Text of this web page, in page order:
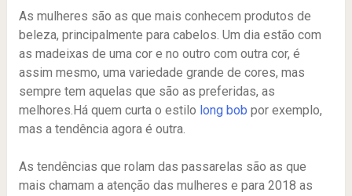
As mulheres são as que mais conhecem produtos de
beleza, principalmente para cabelos. Um dia estão com
as madeixas de uma cor e no outro com outra cor, é
assim mesmo, uma variedade grande de cores, mas
sempre tem aquelas que são as preferidas, as
melhores.Há quem curta o estilo long bob por exemplo,
mas a tendência agora é outra.
As tendências que rolam das passarelas são as que
mais chamam a atenção das mulheres e para 2018 as